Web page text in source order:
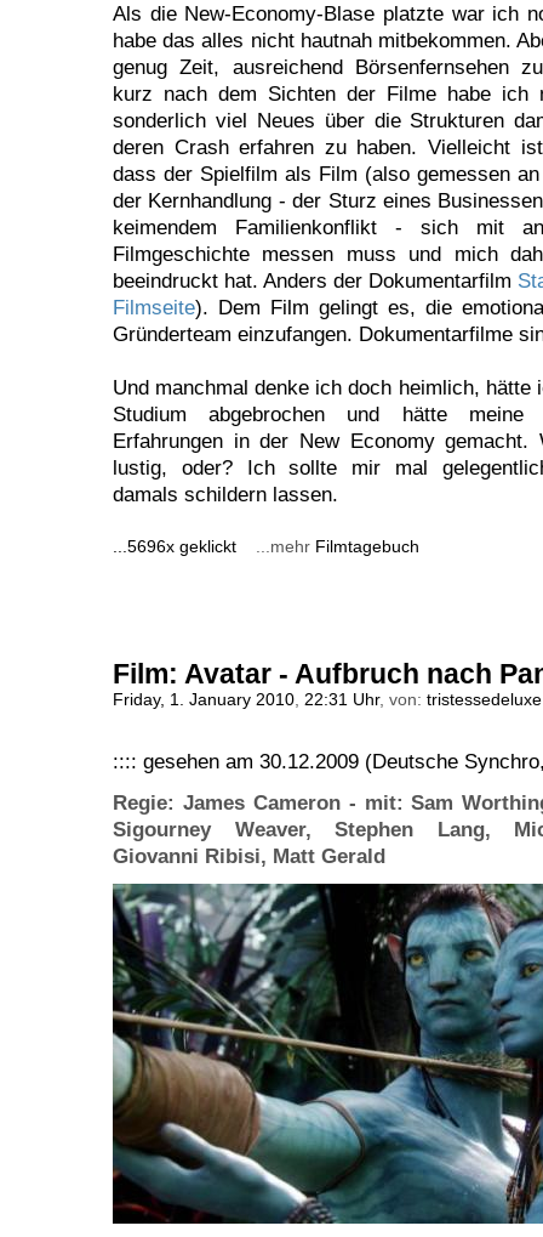
Als die New-Economy-Blase platzte war ich
habe das alles nicht hautnah mitbekommen.
genug Zeit, ausreichend Börsenfernsehen
kurz nach dem Sichten der Filme habe ich
sonderlich viel Neues über die Strukturen
deren Crash erfahren zu haben. Vielleicht
dass der Spielfilm als Film (also gemessen
der Kernhandlung - der Sturz eines
keimendem Familienkonflikt - sich mit
Filmgeschichte messen muss und mich
beeindruckt hat. Anders der Dokumentarfilm
Filmseite). Dem Film gelingt es, die
Gründerteam einzufangen. Dokumentarfilme
Und manchmal denke ich doch heimlich, hätte
Studium abgebrochen und hätte meine
Erfahrungen in der New Economy gemacht.
lustig, oder? Ich sollte mir mal
damals schildern lassen.
...5696x geklickt ...mehr Filmtagebuch
Film: Avatar - Aufbruch nach
Friday, 1. January 2010, 22:31 Uhr, von: tristessedeluxe
:::: gesehen am 30.12.2009 (Deutsche
Regie: James Cameron - mit: Sam
Sigourney Weaver, Stephen Lang,
Giovanni Ribisi, Matt Gerald